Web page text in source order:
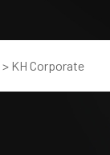
> KH Corporate